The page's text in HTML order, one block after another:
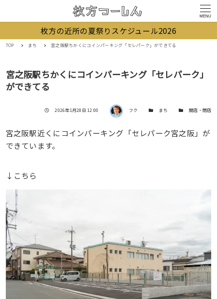
MENU
枚方の近所の夏祭りスケジュール2026
TOP まち 宮之阪駅ちかくにコインパーキング「セレパーク」ができてる
宮之阪駅ちかくにコインパーキング「セレパーク」
ができてる
投稿日
2026年1月28日 12:00 著者 フク カテゴリー
まち カテゴリー開店・閉店
宮之阪駅近くにコインパーキング「セレパーク宮之阪」が
できています。
↓こちら